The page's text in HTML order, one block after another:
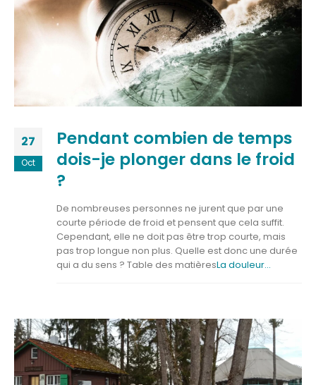
27
Oct
Pendant combien de temps
dois-je plonger dans le froid
?
De nombreuses personnes ne jurent que par une
courte période de froid et pensent que cela suffit.
Cependant, elle ne doit pas être trop courte, mais
pas trop longue non plus. Quelle est donc une durée
qui a du sens ? Table des matièresLa douleur...